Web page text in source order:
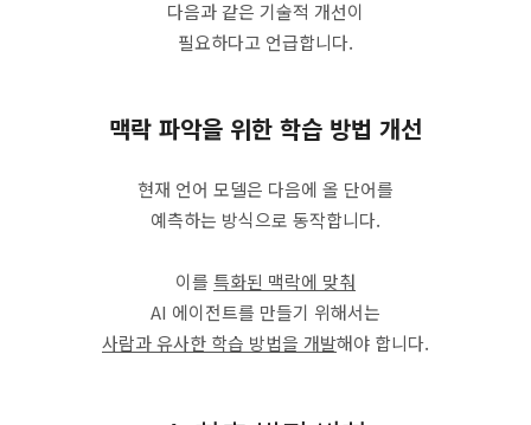
다음과 같은 기술적 개선이
필요하다고 언급합니다.
맥락 파악을 위한 학습 방법 개선
현재 언어 모델은 다음에 올 단어를
예측하는 방식으로 동작합니다.
이를 특화된 맥락에 맞춰
AI 에이전트를 만들기 위해서는
사람과 유사한 학습 방법을 개발해야 합니다.